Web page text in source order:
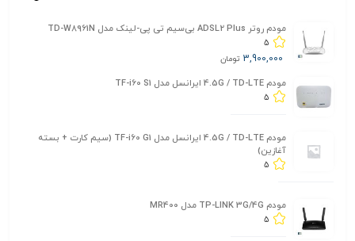
مودم روتر ADSL2 Plus بی‌سیم تی پی-لینک مدل TD-W8961N
5
3,900,000 تومان
مودم 4.5G / TD-LTE ایرانسل مدل TF-i60 S1
5
مودم 4.5G / TD-LTE ایرانسل مدل TF-i60 G1 (سیم کارت + بسته
آغازین)
5
مودم TP-LINK 3G/4G مدل MR400
5